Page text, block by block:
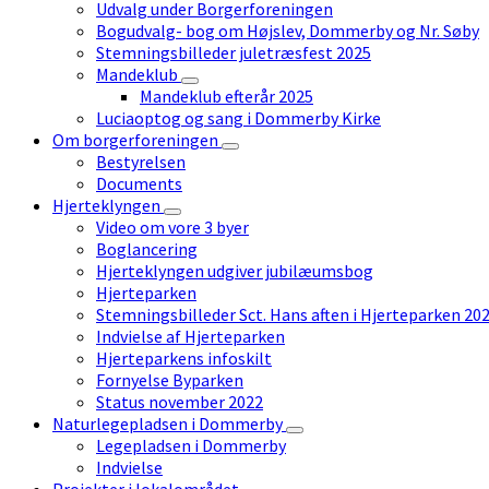
Udvalg under Borgerforeningen
Bogudvalg- bog om Højslev, Dommerby og Nr. Søby
Stemningsbilleder juletræsfest 2025
Mandeklub
Mandeklub efterår 2025
Luciaoptog og sang i Dommerby Kirke
Om borgerforeningen
Bestyrelsen
Documents
Hjerteklyngen
Video om vore 3 byer
Boglancering
Hjerteklyngen udgiver jubilæumsbog
Hjerteparken
Stemningsbilleder Sct. Hans aften i Hjerteparken
Indvielse af Hjerteparken
Hjerteparkens infoskilt
Fornyelse Byparken
Status november 2022
Naturlegepladsen i Dommerby
Legepladsen i Dommerby
Indvielse